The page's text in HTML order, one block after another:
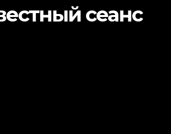
сеанс